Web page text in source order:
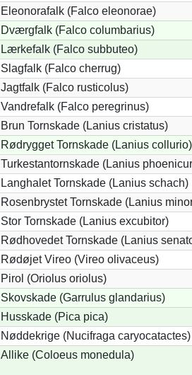
Eleonorafalk (Falco eleonorae)
Dværgfalk (Falco columbarius)
Lærkefalk (Falco subbuteo)
Slagfalk (Falco cherrug)
Jagtfalk (Falco rusticolus)
Vandrefalk (Falco peregrinus)
Brun Tornskade (Lanius cristatus)
Rødrygget Tornskade (Lanius collurio)
Turkestantornskade (Lanius
Langhalet Tornskade (Lanius schach)
Rosenbrystet Tornskade (Lanius
Stor Tornskade (Lanius excubitor)
Rødhovedet Tornskade (Lanius
Rødøjet Vireo (Vireo olivaceus)
Pirol (Oriolus oriolus)
Skovskade (Garrulus glandarius)
Husskade (Pica pica)
Nøddekrige (Nucifraga caryocatactes)
Allike (Coloeus monedula)